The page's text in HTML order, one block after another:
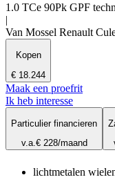
1.0 TCe 90Pk GPF
|
Van Mossel Renault
Kopen
€ 18.244
Maak een proefrit
Ik heb interesse
Particulier financieren
v.a.€ 228/maand
lichtmetalen